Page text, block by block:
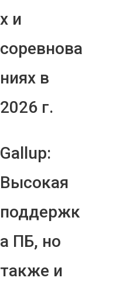
х и
соревнова
ниях в
2026 г.
Gallup:
Высокая
поддержк
а ПБ, но
также и